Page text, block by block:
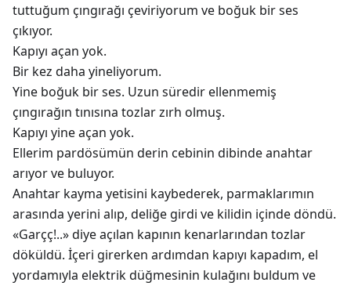
tuttuğum çıngırağı çeviriyorum ve boğuk bir ses
çıkıyor.
Kapıyı açan yok.
Bir kez daha yineliyorum.
Yine boğuk bir ses. Uzun süredir ellenmemiş
çıngırağın tınısına tozlar zırh olmuş.
Kapıyı yine açan yok.
Ellerim pardösümün derin cebinin dibinde anahtar
arıyor ve buluyor.
Anahtar kayma yetisini kaybederek, parmaklarımın
arasında yerini alıp, deliğe girdi ve kilidin içinde döndü.
«Garçç!..» diye açılan kapının kenarlarından tozlar
döküldü. İçeri girerken ardımdan kapıyı kapadım, el
yordamıyla elektrik düğmesinin kulağını buldum ve